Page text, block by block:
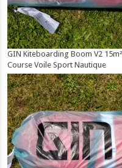
GIN Kiteboarding Boom V2
Course Voile Sport Nautique